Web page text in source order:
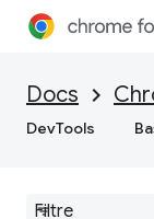
Docs
DevTools
ilgili
edin
Performans
Web hızını